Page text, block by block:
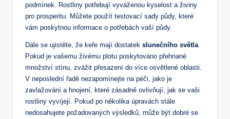
podmínek. Rostliny potřebují vyváženou kyselost a živiny
pro prosperitu. Můžete použít testovací sady půdy, které
vám poskytnou informace o potřebách vaší půdy.
Dále se ujistěte, že keře mají dostatek slunečního světla
Pokud je vašemu živému plotu poskytováno přehnané
množství stínu, zvážit přesazení do více osvětlené oblasti.
V neposlední řadě nezapomínejte na péči, jako je
zavlažování a hnojení, které zásadně ovlivňují, jak se vaši
rostliny vyvíjejí. Pokud po několika úpravách stále
nedosahujete požadovaných výsledků, může být dobré se